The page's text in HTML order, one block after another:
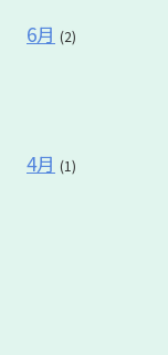
6月 (2)
4月 (1)